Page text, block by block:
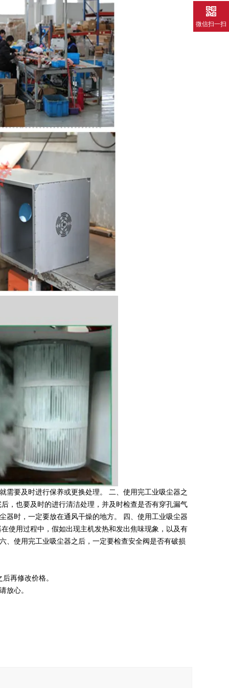
需要及时进行保养或更换处理。 二、使用完工业吸尘器之
，也要及时的进行清洁处理，并及时检查是否有穿孔漏气
器时，一定要放在通风干燥的地方。 四、使用工业吸尘器
使用过程中，假如出现主机发热和发出焦味现象，以及有
、使用完工业吸尘器之后，一定要检查安全阀是否有破损
再修改价格。
放心。
微信扫一扫